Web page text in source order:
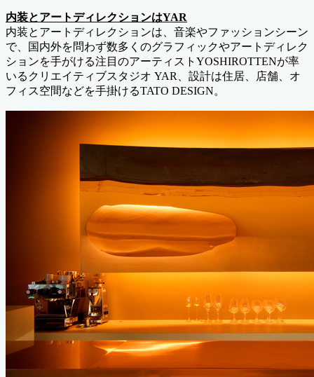
内装とアートディレクションはYAR
内装とアートディレクションは、音楽やファッションシーン
で、国内外を問わず数多くのグラフィックやアートディレク
ションを手がける注目のアーティストYOSHIROTTENが率
いるクリエイティブスタジオ YAR、設計は住居、店舗、オ
フィス空間などを手掛けるTATO DESIGN。